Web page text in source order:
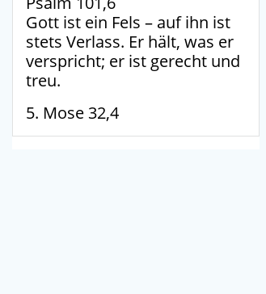
Gott ist ein Fels – auf ihn ist
stets Verlass. Er hält, was er
verspricht; er ist gerecht und
treu.
5. Mose 32,4